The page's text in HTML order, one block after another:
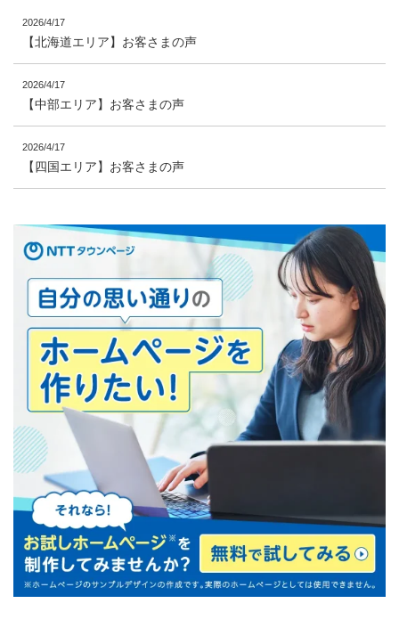
2026/4/17
【北海道エリア】お客さまの声
2026/4/17
【中部エリア】お客さまの声
2026/4/17
【四国エリア】お客さまの声